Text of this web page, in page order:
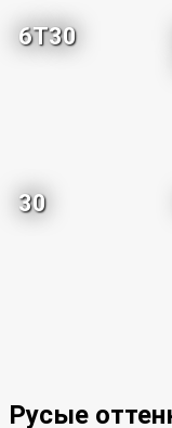
6T30
30
Русые